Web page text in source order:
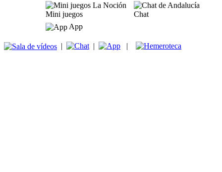
Mini juegos
Chat
App
| | |